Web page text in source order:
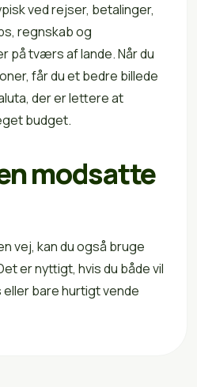
ved rejser, betalinger,
regnskab og
på tværs af lande. Når du
får du et bedre billede
der er lettere at
budget.
modsatte
vej, kan du også bruge
er nyttigt, hvis du både vil
bare hurtigt vende